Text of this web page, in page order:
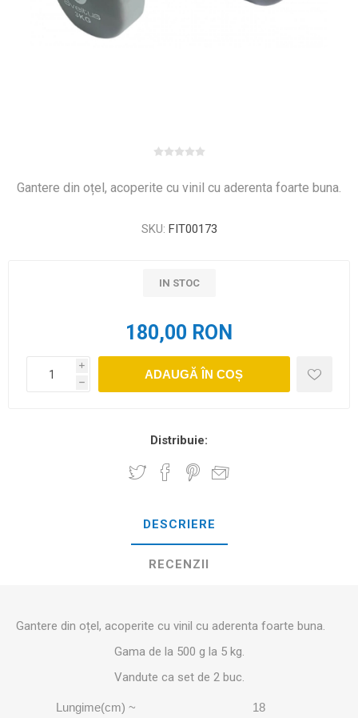
Gantere din oțel, acoperite cu vinil cu aderenta foarte buna.
SKU: FIT00173
IN STOC
180,00 RON
i
h
ADAUGĂ ÎN COȘ
Distribuie:
DESCRIERE
RECENZII
Gantere din oțel, acoperite cu vinil cu aderenta foarte buna.
Gama de la 500 g la 5 kg.
Vandute ca set de 2 buc.
Lungime(cm) ~ 18